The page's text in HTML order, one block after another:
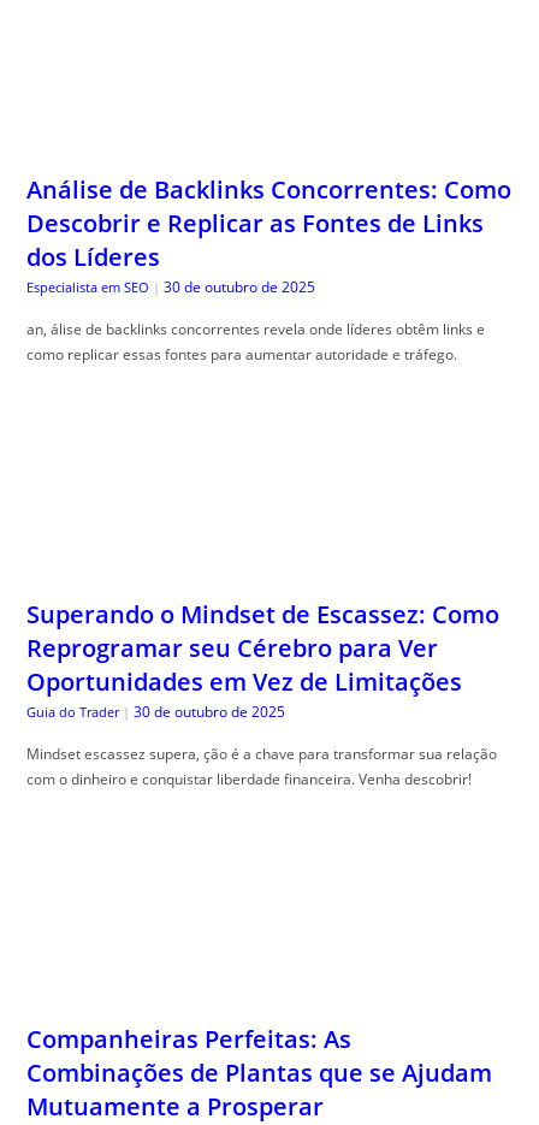
Análise de Backlinks Concorrentes: Como
Descobrir e Replicar as Fontes de Links
dos Líderes
Especialista em SEO | 30 de outubro de 2025
an, álise de backlinks concorrentes revela onde líderes obtêm links e
como replicar essas fontes para aumentar autoridade e tráfego.
Superando o Mindset de Escassez: Como
Reprogramar seu Cérebro para Ver
Oportunidades em Vez de Limitações
Guia do Trader | 30 de outubro de 2025
Mindset escassez supera, ção é a chave para transformar sua relação
com o dinheiro e conquistar liberdade financeira. Venha descobrir!
Companheiras Perfeitas: As
Combinações de Plantas que se Ajudam
Mutuamente a Prosperar